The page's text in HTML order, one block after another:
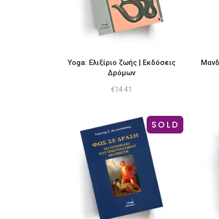
Yoga: Ελιξίριο ζωής | Eκδόσεις
Δρόμων
€14.41
-21%
SOLD